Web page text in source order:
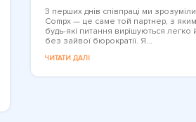
З перших днів співпраці ми
Compx — це саме той партнер, з яким
будь-які питання вирішуються легко
без зайвої бюрократії. Я...
ЧИТАТИ ДАЛІ